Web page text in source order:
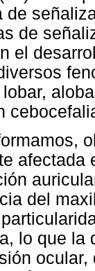
de
de
el
afectada
del
lo que